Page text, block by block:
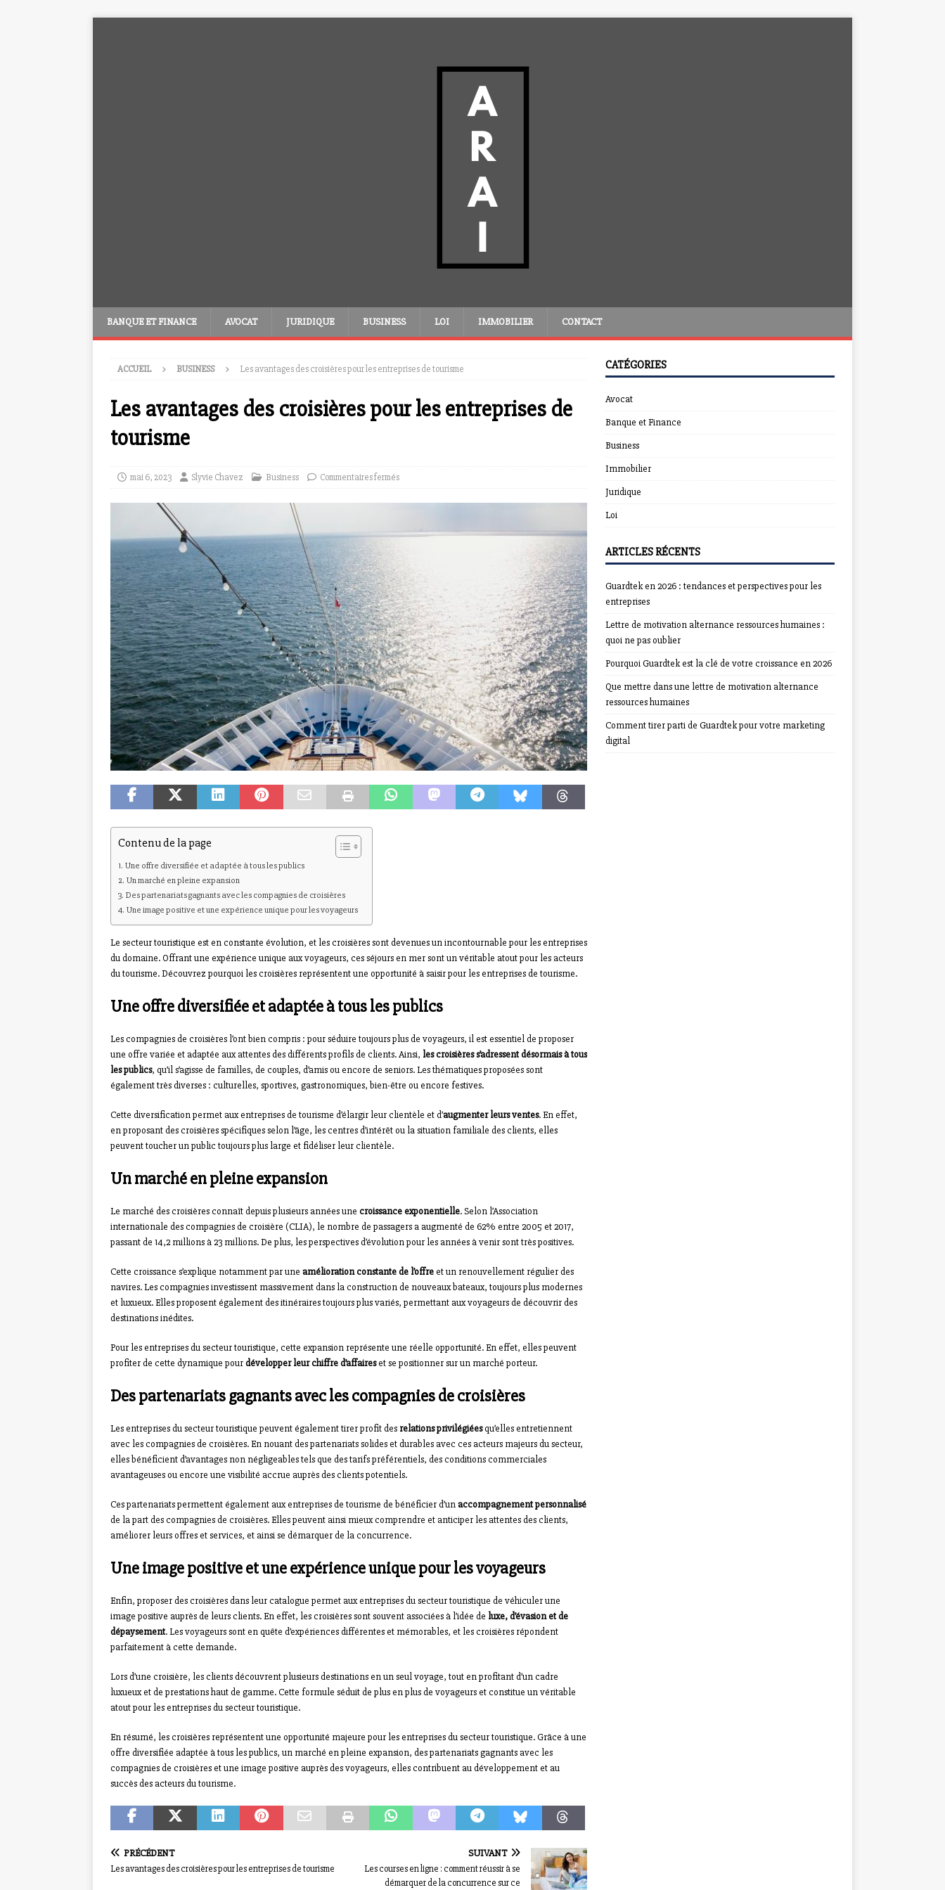
BANQUE ET FINANCE AVOCAT JURIDIQUE BUSINESS LOI IMMOBILIER CONTACT
ACCUEIL BUSINESS Les avantages des croisières pour les entreprises de tourisme
Les avantages des croisières pour les entreprises de
tourisme
mai 6, 2023 Slyvie Chavez Business Commentaires fermés
Contenu de la page
Une offre diversifiée et adaptée à tous les publics
Un marché en pleine expansion
Des partenariats gagnants avec les compagnies de croisières
Une image positive et une expérience unique pour les voyageurs
Le secteur touristique est en constante évolution, et les croisières sont devenues un incontournable pour les entreprises
du domaine. Offrant une expérience unique aux voyageurs, ces séjours en mer sont un véritable atout pour les acteurs
du tourisme. Découvrez pourquoi les croisières représentent une opportunité à saisir pour les entreprises de tourisme.
Une offre diversifiée et adaptée à tous les publics
Les compagnies de croisières l’ont bien compris : pour séduire toujours plus de voyageurs, il est essentiel de proposer
une offre variée et adaptée aux attentes des différents profils de clients. Ainsi, les croisières s’adressent désormais à tous
les publics, qu’il s’agisse de familles, de couples, d’amis ou encore de seniors. Les thématiques proposées sont
également très diverses : culturelles, sportives, gastronomiques, bien-être ou encore festives.
Cette diversification permet aux entreprises de tourisme d’élargir leur clientèle et d’augmenter leurs ventes. En effet,
en proposant des croisières spécifiques selon l’âge, les centres d’intérêt ou la situation familiale des clients, elles
peuvent toucher un public toujours plus large et fidéliser leur clientèle.
Un marché en pleine expansion
Le marché des croisières connaît depuis plusieurs années une croissance exponentielle. Selon l’Association
internationale des compagnies de croisière (CLIA), le nombre de passagers a augmenté de 62% entre 2005 et 2017,
passant de 14,2 millions à 23 millions. De plus, les perspectives d’évolution pour les années à venir sont très positives.
Cette croissance s’explique notamment par une amélioration constante de l’offreet un renouvellement régulier des
navires. Les compagnies investissent massivement dans la construction de nouveaux bateaux, toujours plus modernes
et luxueux. Elles proposent également des itinéraires toujours plus variés, permettant aux voyageurs de découvrir des
destinations inédites.
Pour les entreprises du secteur touristique, cette expansion représente une réelle opportunité. En effet, elles peuvent
profiter de cette dynamique pourdévelopper leur chiffre d’affaireset se positionner sur un marché porteur.
Des partenariats gagnants avec les compagnies de croisières
Les entreprises du secteur touristique peuvent également tirer profit des relations privilégiéesqu’elles entretiennent
avec les compagnies de croisières. En nouant des partenariats solides et durables avec ces acteurs majeurs du secteur,
elles bénéficient d’avantages non négligeables tels que des tarifs préférentiels, des conditions commerciales
avantageuses ou encore une visibilité accrue auprès des clients potentiels.
Ces partenariats permettent également aux entreprises de tourisme de bénéficier d’unaccompagnement personnalisé
de la part des compagnies de croisières. Elles peuvent ainsi mieux comprendre et anticiper les attentes des clients,
améliorer leurs offres et services, et ainsi se démarquer de la concurrence.
Une image positive et une expérience unique pour les voyageurs
Enfin, proposer des croisières dans leur catalogue permet aux entreprises du secteur touristique de véhiculer une
image positive auprès de leurs clients. En effet, les croisières sont souvent associées à l’idée de luxe, d’évasion et de
dépaysement. Les voyageurs sont en quête d’expériences différentes et mémorables, et les croisières répondent
parfaitement à cette demande.
Lors d’une croisière, les clients découvrent plusieurs destinations en un seul voyage, tout en profitant d’un cadre
luxueux et de prestations haut de gamme. Cette formule séduit de plus en plus de voyageurs et constitue un véritable
atout pour les entreprises du secteur touristique.
En résumé, les croisières représentent une opportunité majeure pour les entreprises du secteur touristique. Grâce à une
offre diversifiée adaptée à tous les publics, un marché en pleine expansion, des partenariats gagnants avec les
compagnies de croisières et une image positive auprès des voyageurs, elles contribuent au développement et au
succès des acteurs du tourisme.
PRÉCÉDENT
Les avantages des croisières pour les entreprises de tourisme
SUIVANT
Les courses en ligne : comment réussir à se
démarquer de la concurrence sur ce
CATÉGORIES
Avocat
Banque et Finance
Business
Immobilier
Juridique
Loi
ARTICLES RÉCENTS
Guardtek en 2026 : tendances et perspectives pour les
entreprises
Lettre de motivation alternance ressources humaines :
quoi ne pas oublier
Pourquoi Guardtek est la clé de votre croissance en 2026
Que mettre dans une lettre de motivation alternance
ressources humaines
Comment tirer parti de Guardtek pour votre marketing
digital